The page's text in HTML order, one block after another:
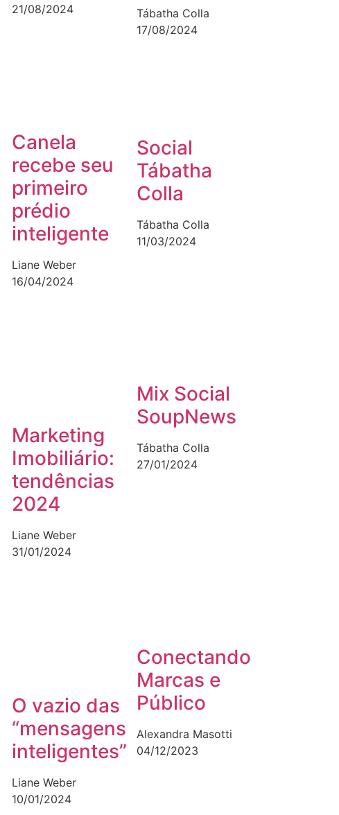
21/08/2024
Tábatha Colla
17/08/2024
Canela
recebe seu
primeiro
prédio
inteligente
Liane Weber
16/04/2024
Social
Tábatha
Colla
Tábatha Colla
11/03/2024
Marketing
Imobiliário:
tendências
2024
Liane Weber
31/01/2024
Mix Social
SoupNews
Tábatha Colla
27/01/2024
O vazio das
“mensagens
inteligentes”
Liane Weber
10/01/2024
Conectando
Marcas e
Público
Alexandra Masotti
04/12/2023